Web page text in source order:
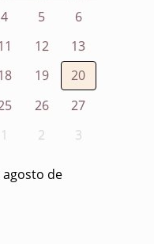
4 5
6
12
13
19
20
26
27
1 2 3
agosto de